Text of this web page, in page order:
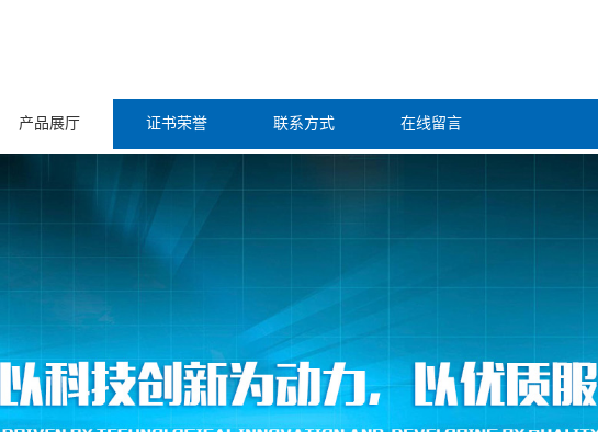
产品展厅 证书荣誉 联系方式 在线留言